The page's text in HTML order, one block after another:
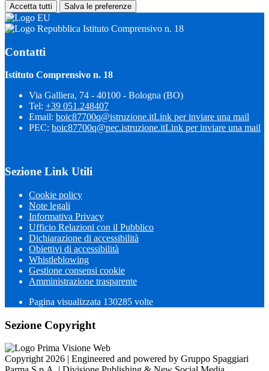
Accetta tutti Salva le preferenze
Istituto Comprensivo n. 18
Contatti
Istituto Comprensivo n. 18
Via Galliera, 74 - 40100 - Bologna (BO)
Tel: +39 051.248407
Email: boic87700q@istruzione.itLink per inviare una mail
PEC: boic87700q@pec.istruzione.itLink per inviare una mail
Sezione Link Utili
Cookie policy
Note legali
Informativa Privacy
Ufficio Relazioni con il Pubblico
Dichiarazione di accessibilità
Obiettivi di accessibilità
Whistleblowing
Gestione consensi cookie
Amministrazione trasparente
Pagina visualizzata 130285 volte
Sezione Copyright
Copyright 2026 | Engineered and powered by Gruppo Spaggiari